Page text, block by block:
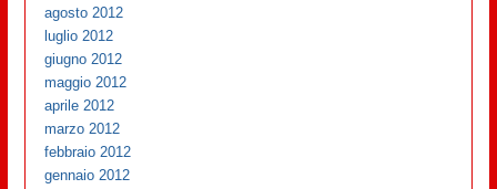
agosto 2012
luglio 2012
giugno 2012
maggio 2012
aprile 2012
marzo 2012
febbraio 2012
gennaio 2012